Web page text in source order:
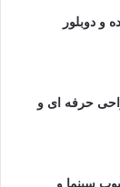
و دوبلور
حرفه‌ ای و
سینما و